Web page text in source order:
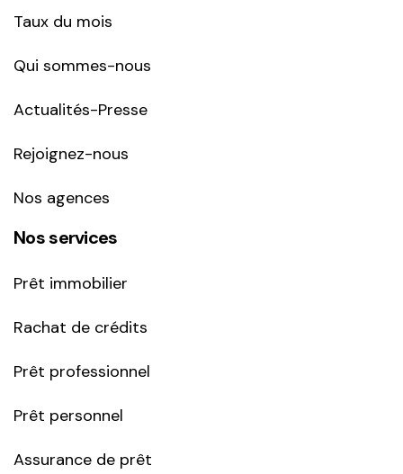
Taux du mois
Qui sommes-nous
Actualités-Presse
Rejoignez-nous
Nos agences
Nos services
Prêt immobilier
Rachat de crédits
Prêt professionnel
Prêt personnel
Assurance de prêt